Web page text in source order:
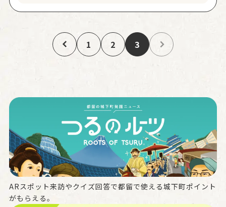
の半分が焼ける火事がありましたが、狐がキャンキ
ャンと鳴く声に不安を感じ起きていた村人たちは、
家財を持ち出すことが出来ました。 それから、熊太
郎神社のそばには、コンコンと清水が湧き出してい
1 2 3
ARスポット来訪やクイズ回答で都留で使える城下町ポイント
がもらえる。